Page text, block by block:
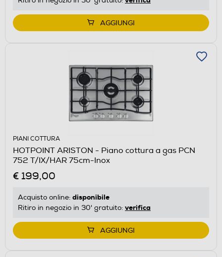
AGGIUNGI
PIANI COTTURA
HOTPOINT ARISTON - Piano cottura a gas PCN
752 T/IX/HAR 75cm-Inox
€ 199,00
Acquisto online: disponibile
Ritiro in negozio in 30' gratuito: verifica
AGGIUNGI